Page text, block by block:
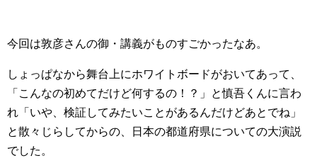
今回は敦彦さんの御・講義がものすごかったなあ。
しょっぱなから舞台上にホワイトボードがおいてあって、
「こんなの初めてだけど何するの！？」と慎吾くんに言わ
れ「いや、検証してみたいことがあるんだけどあとでね」
と散々じらしてからの、日本の都道府県についての大演説
でした。